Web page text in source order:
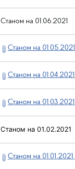
Станом на 01.06.2021
Станом на 01.05.2021
Станом на 01.04.2021
Станом на 01.03.2021
Станом на 01.02.2021
Станом на 01.01.2021